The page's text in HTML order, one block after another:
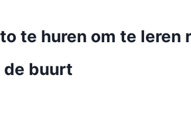
te huren om te leren
de buurt